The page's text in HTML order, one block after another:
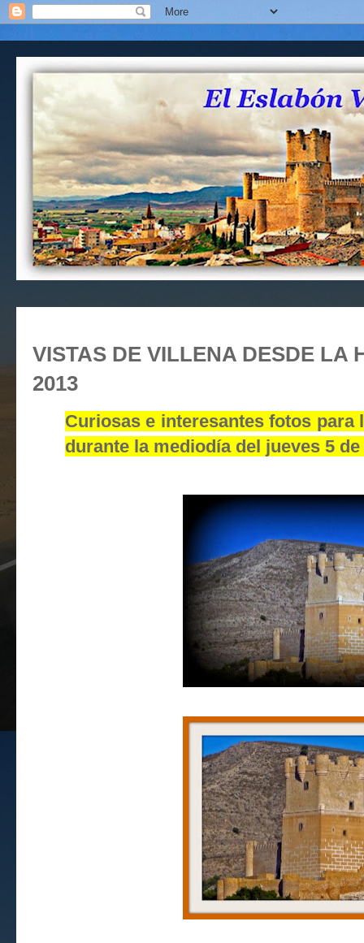
VISTAS DE VILLENA DESDE LA
2013
Curiosas e interesantes fotos
durante la mediodía del jueves 5